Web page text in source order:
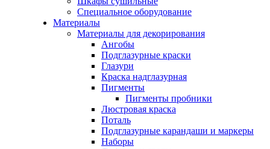
Специальное оборудование
Материалы
Материалы для декорирования
Ангобы
Подглазурные краски
Глазури
Краска надглазурная
Пигменты
Пигменты пробники
Люстровая краска
Поталь
Подглазурные карандаши и маркеры
Наборы